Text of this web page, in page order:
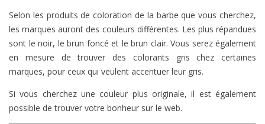
Selon les produits de coloration de la barbe que vous cherchez,
les marques auront des couleurs différentes. Les plus répandues
sont le noir, le brun foncé et le brun clair. Vous serez également
en mesure de trouver des colorants gris chez certaines
marques, pour ceux qui veulent accentuer leur gris.
Si vous cherchez une couleur plus originale, il est également
possible de trouver votre bonheur sur le web.